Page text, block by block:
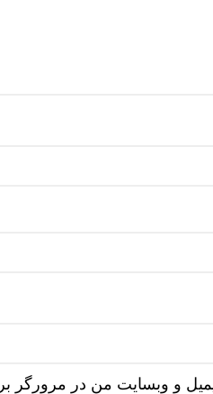
و وبسایت من در مرورگر